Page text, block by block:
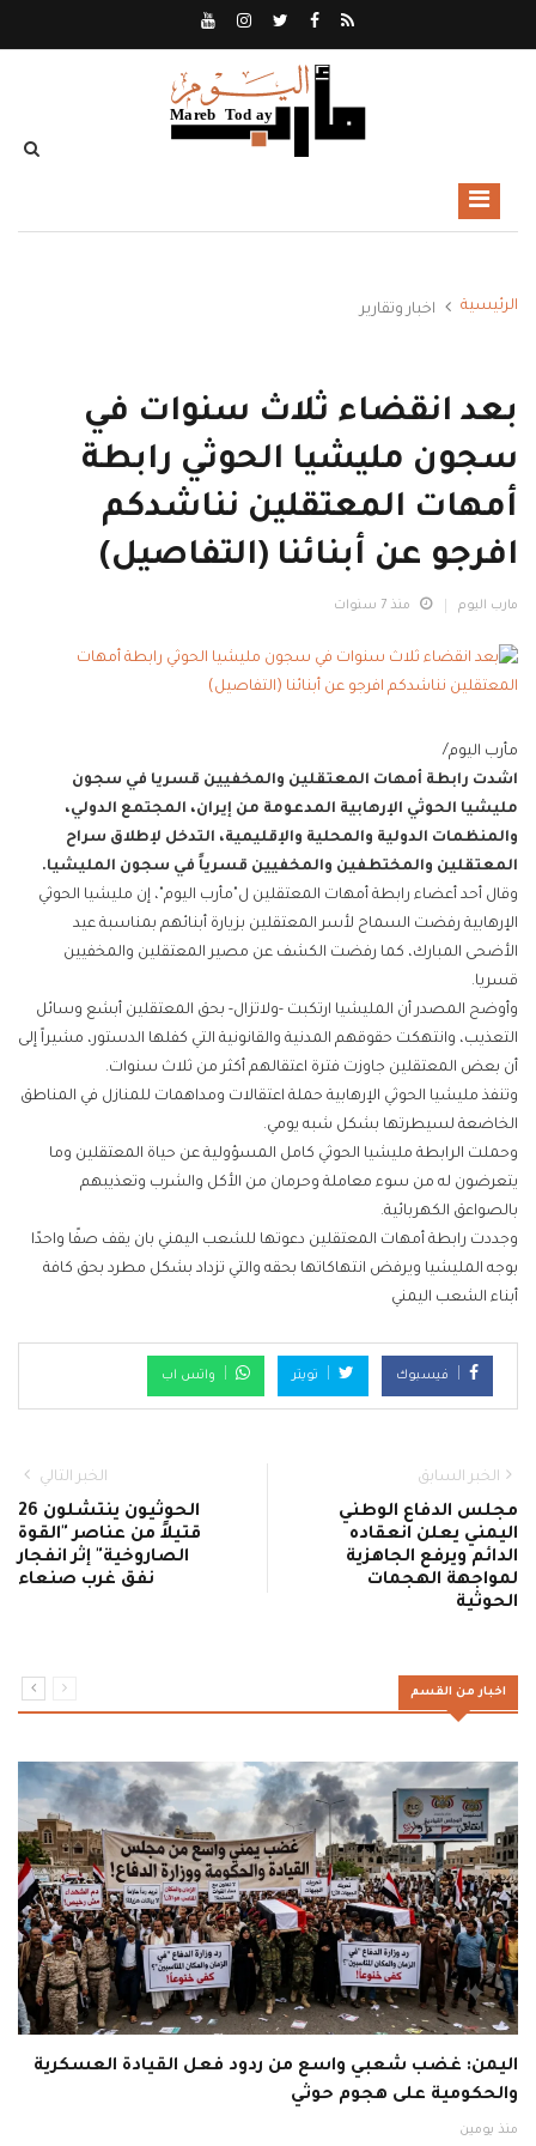
الرئيسية اخبار وتقارير
بعد انقضاء ثلاث سنوات في
سجون مليشيا الحوثي رابطة
أمهات المعتقلين نناشدكم
افرجو عن أبنائنا (التفاصيل)
مارب اليوم منذ 7 سنوات
مأرب اليوم/
اشدت رابطة أمهات المعتقلين والمخفيين قسريا في سجون
مليشيا الحوثي الإرهابية المدعومة من إيران، المجتمع الدولي،
والمنظمات الدولية والمحلية والإقليمية، التدخل لإطلاق سراح
المعتقلين والمختطفين والمخفيين قسرياً في سجون المليشيا.
وقال أحد أعضاء رابطة أمهات المعتقلين ل"مأرب اليوم"، إن مليشيا الحوثي
الإرهابية رفضت السماح لأسر المعتقلين بزيارة أبنائهم بمناسبة عيد
الأضحى المبارك، كما رفضت الكشف عن مصير المعتقلين والمخفيين
قسريا.
وأوضح المصدر أن المليشيا ارتكبت -ولاتزال- بحق المعتقلين أبشع وسائل
التعذيب، وانتهكت حقوقهم المدنية والقانونية التي كفلها الدستور، مشيراً إلى
أن بعض المعتقلين جاوزت فترة اعتقالهم أكثر من ثلاث سنوات.
وتنفذ مليشيا الحوثي الإرهابية حملة اعتقالات ومداهمات للمنازل في المناطق
الخاضعة لسيطرتها بشكل شبه يومي.
وحملت الرابطة مليشيا الحوثي كامل المسؤولية عن حياة المعتقلين وما
يتعرضون له من سوء معاملة وحرمان من الأكل والشرب وتعذيبهم
بالصواعق الكهربائية.
وجددت رابطة أمهات المعتقلين دعوتها للشعب اليمني بان يقف صفًا واحدًا
بوجه المليشيا ويرفض انتهاكاتها بحقه والتي تزداد بشكل مطرد بحق كافة
أبناء الشعب اليمني
فيسبوك تويتر واتس اب
الخبر السابق
مجلس الدفاع الوطني
اليمني يعلن انعقاده
الدائم ويرفع الجاهزية
لمواجهة الهجمات
الحوثية
الخبر التالي
الحوثيون ينتشلون 26
قتيلاً من عناصر "القوة
الصاروخية" إثر انفجار
نفق غرب صنعاء
اخبار من القسم
اليمن: غضب شعبي واسع من ردود فعل القيادة العسكرية
والحكومية على هجوم حوثي
منذ يومين